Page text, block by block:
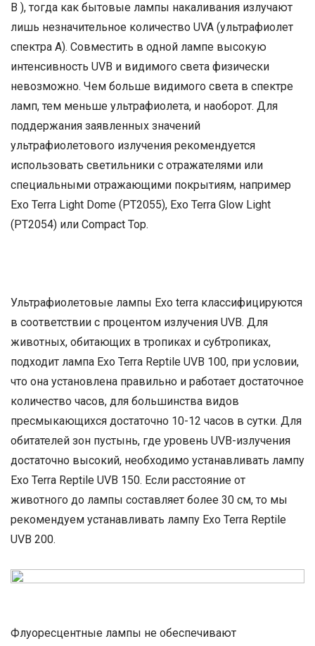
В ), тогда как бытовые лампы накаливания излучают
лишь незначительное количество UVA (ультрафиолет
спектра А). Совместить в одной лампе высокую
интенсивность UVB и видимого света физически
невозможно. Чем больше видимого света в спектре
ламп, тем меньше ультрафиолета, и наоборот. Для
поддержания заявленных значений
ультрафиолетового излучения рекомендуется
использовать светильники с отражателями или
специальными отражающими покрытиям, например
Exo Terra Light Dome (PT2055), Exo Terra Glow Light
(PT2054) или Compact Top.
Ультрафиолетовые лампы Exo terra классифицируются
в соответствии с процентом излучения UVB. Для
животных, обитающих в тропиках и субтропиках,
подходит лампа Exo Terra Reptile UVB 100, при условии,
что она установлена правильно и работает достаточное
количество часов, для большинства видов
пресмыкающихся достаточно 10-12 часов в сутки. Для
обитателей зон пустынь, где уровень UVB-излучения
достаточно высокий, необходимо устанавливать лампу
Exo Terra Reptile UVB 150. Если расстояние от
животного до лампы составляет более 30 см, то мы
рекомендуем устанавливать лампу Exo Terra Reptile
UVB 200.
Флуоресцентные лампы не обеспечивают